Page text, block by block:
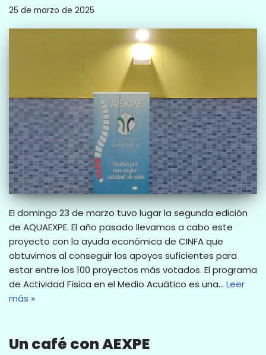
25 de marzo de 2025
El domingo 23 de marzo tuvo lugar la segunda edición
de AQUAEXPE. El año pasado llevamos a cabo este
proyecto con la ayuda económica de CINFA que
obtuvimos al conseguir los apoyos suficientes para
estar entre los 100 proyectos más votados. El programa
de Actividad Física en el Medio Acuático es una… Leer
más »
Un café con AEXPE